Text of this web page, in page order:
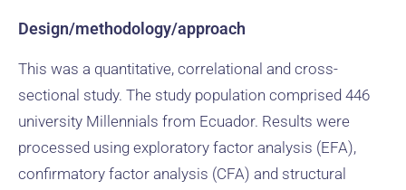
Design/methodology/approach
This was a quantitative, correlational and cross-
sectional study. The study population comprised 446
university Millennials from Ecuador. Results were
processed using exploratory factor analysis (EFA),
confirmatory factor analysis (CFA) and structural